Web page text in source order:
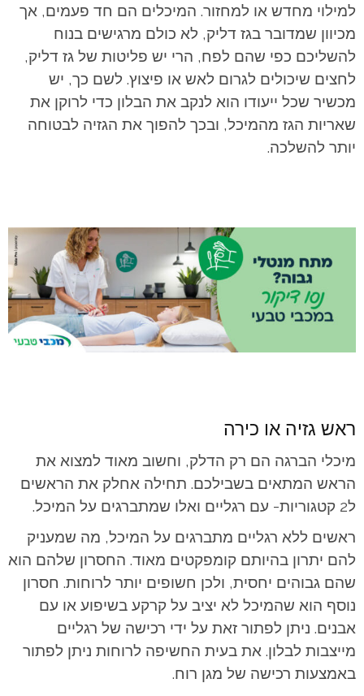
למילוי מחדש או למחזור. המיכלים הם חד פעמים, אך
מכיוון שמדובר בגז דליק, לא כולם מרגישים בנוח
להשליכם כפי שהם לפח, הרי יש פליטות של גז דליק,
לחצים שיכולים לגרום לאש או פיצוץ. לשם כך, יש
מכשיר שכל ייעודו הוא לנקב את הבלון כדי לרוקן את
שאריות הגז מהמיכל, ובכך להפוך את הגזיה לבטוחה
יותר להשלכה.
ראש גזיה או כירה
מיכלי הברגה הם רק הדלק, וחשוב מאוד למצוא את
הראש המתאים בשבילכם. תחילה אחלק את הראשים
ל2 קטגוריות- עם רגליים ואלו שמתברגים על המיכל.
ראשים ללא רגליים מתברגים על המיכל, מה שמעניק
להם יתרון בהיותם קומפקטים מאוד. החסרון שלהם הוא
שהם גבוהים יחסית, ולכן חשופים יותר לרוחות. חסרון
נוסף הוא שהמיכל לא יציב על קרקע בשיפוע או עם
אבנים. ניתן לפתור זאת על ידי רכישה של רגליים
מייצבות לבלון. את בעית החשיפה לרוחות ניתן לפתור
באמצעות רכישה של מגן רוח.